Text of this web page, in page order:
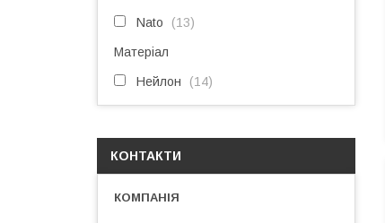
Nato 13
Матеріал
Нейлон 14
КОНТАКТИ